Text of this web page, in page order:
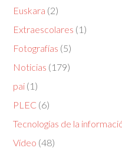
Euskara (2)
Extraescolares (1)
Fotografías (5)
Noticias (179)
pai (1)
PLEC (6)
Tecnologías de la
Vídeo (48)